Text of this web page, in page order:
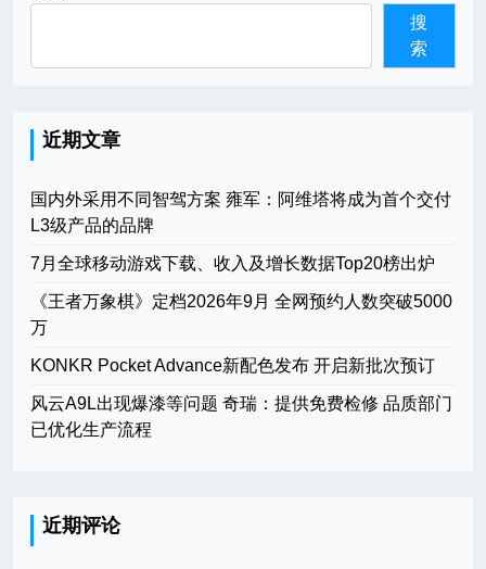
搜
索
近期文章
国内外采用不同智驾方案 雍军：阿维塔将成为首个交付
L3级产品的品牌
7月全球移动游戏下载、收入及增长数据Top20榜出炉
《王者万象棋》定档2026年9月 全网预约人数突破5000
万
KONKR Pocket Advance新配色发布 开启新批次预订
风云A9L出现爆漆等问题 奇瑞：提供免费检修 品质部门
已优化生产流程
近期评论